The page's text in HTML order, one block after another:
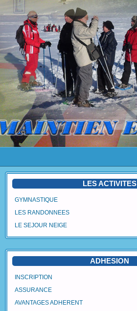
Page d'accueil
Album
Avantages Adhérent
Contact
LES ACTIVITES
GYMNASTIQUE
LES RANDONNEES
LE SEJOUR NEIGE
ADHESION
INSCRIPTION
ASSURANCE
AVANTAGES ADHERENT